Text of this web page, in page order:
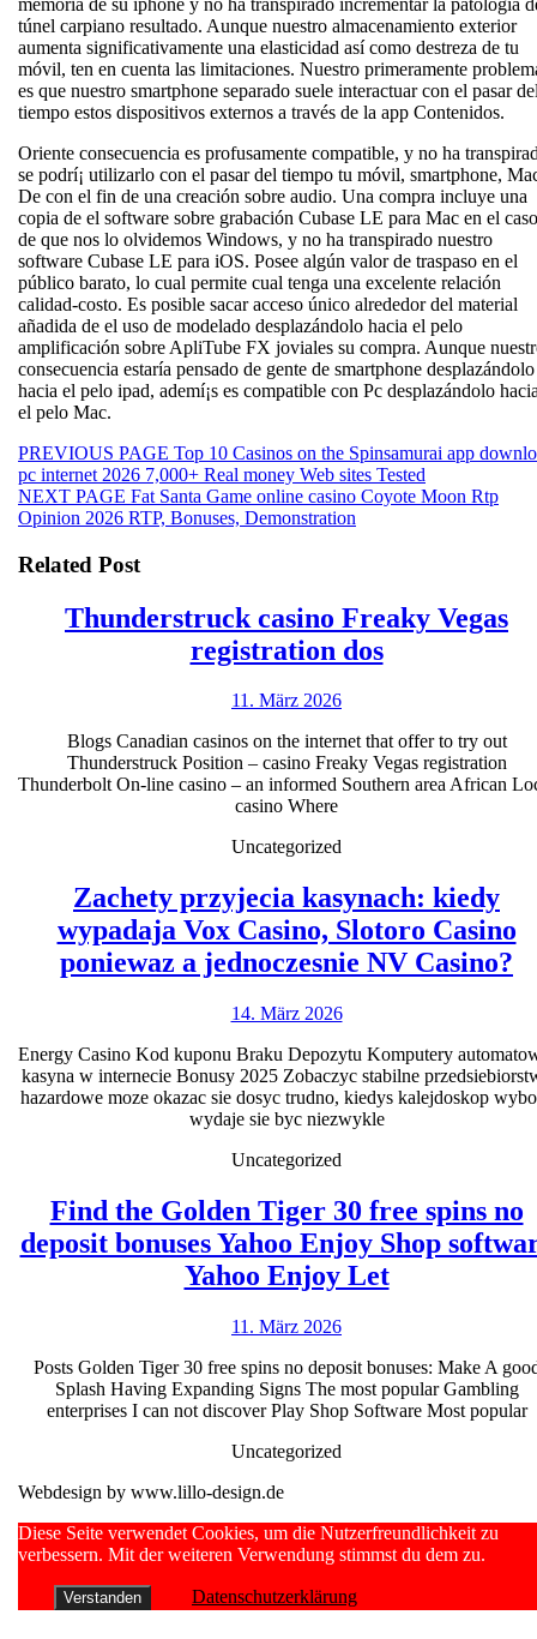
túnel carpiano resultado. Aunque nuestro almacenamiento exterior
aumenta significativamente una elasticidad así­ como destreza de tu
móvil, ten en cuenta las limitaciones. Nuestro primeramente
es que nuestro smartphone separado suele interactuar con el pasar
tiempo estos dispositivos externos a través de la app Contenidos.
Oriente consecuencia es profusamente compatible, y no ha
se podrí¡ utilizarlo con el pasar del tiempo tu móvil, smartphone,
De con el fin de una creación sobre audio. Una compra incluye una
copia de el software sobre grabación Cubase LE para Mac en el caso
de que nos lo olvidemos Windows, y no ha transpirado nuestro
software Cubase LE para iOS. Posee algún valor de traspaso en el
público barato, lo cual permite cual tenga una excelente relación
calidad-costo. Es posible sacar acceso único alrededor del material
añadida de el uso de modelado desplazándolo hacia el pelo
amplificación sobre ApliTube FX joviales su compra. Aunque
consecuencia estaría pensado de gente de smartphone desplazándolo
hacia el pelo ipad, ademí¡s es compatible con Pc desplazándolo
el pelo Mac.
Beitragsnavigation
PREVIOUS PAGE Previous
post:
Top 10 Casinos on the Spinsamurai app
pc internet 2026 7,000+ Real money Web sites Tested
NEXT PAGE Next
post:
Fat Santa Game online casino Coyote Moon Rtp
Opinion 2026 RTP, Bonuses, Demonstration
Related Post
Thunderstruck casino Freaky Vegas
registration dos
Vegas
registration
11. März 202611.
2026
Blogs Canadian casinos on the internet that offer to try out
Thunderstruck Position – casino Freaky Vegas registration
Thunderbolt On-line casino – an informed Southern area African
casino Where
Uncategorized
Zachety przyjecia kasynach: kiedy
wypadaja Vox Casino, Slotoro Casino
poniewaz a jednoczesnie NV Casino?
14. März 202614.
2026
Energy Casino Kod kuponu Braku Depozytu Komputery
kasyna w internecie Bonusy 2025 Zobaczyc stabilne
hazardowe moze okazac sie dosyc trudno, kiedys kalejdoskop
wydaje sie byc niezwykle
Uncategorized
Find the Golden Tiger 30 free spins no
deposit bonuses Yahoo Enjoy Shop
Yahoo Enjoy LetFind
Tiger
30
deposit
bonuses
11. März 202611.
2026
Posts Golden Tiger 30 free spins no deposit bonuses: Make A
Splash Having Expanding Signs The most popular Gambling
enterprises I can not discover Play Shop Software Most popular
Uncategorized
Webdesign by www.lillo-design.de
Scroll
Up
Diese Seite verwendet Cookies, um die Nutzerfreundlichkeit zu
verbessern. Mit der weiteren Verwendung stimmst du dem zu.
Verstanden Datenschutzerklärung